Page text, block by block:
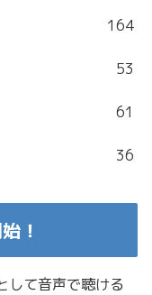
164
53
61
36
！
て音声で聴ける